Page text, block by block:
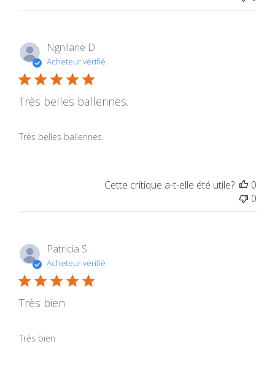
Ngnilane D.
Acheteur vérifié
Très belles ballerines.
Très belles ballerines.
Cette critique a-t-elle été utile?
0
0
Patricia S.
Acheteur vérifié
Très bien
Très bien